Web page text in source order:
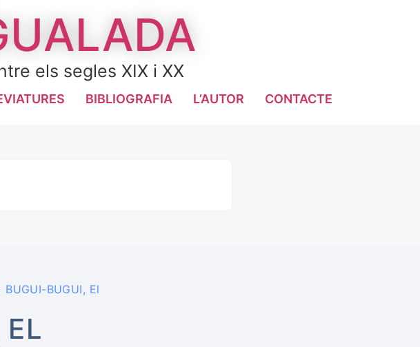
els segles XIX i XX
BIBLIOGRAFIA L’AUTOR CONTACTE
BUGUI-BUGUI, El